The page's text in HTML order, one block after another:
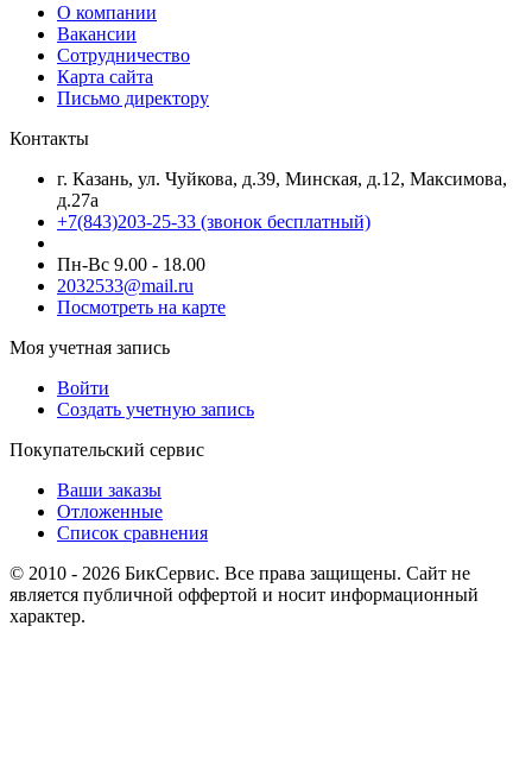
О компании
Вакансии
Сотрудничество
Карта сайта
Письмо директору
Контакты
г. Казань, ул. Чуйкова, д.39, Минская, д.12, Максимова,
д.27а
+7(843)203-25-33 (звонок бесплатный)
Пн-Вс 9.00 - 18.00
2032533@mail.ru
Посмотреть на карте
Моя учетная запись
Войти
Создать учетную запись
Покупательский сервис
Ваши заказы
Отложенные
Список сравнения
© 2010 - 2026 БикСервис. Все права защищены. Сайт не
является публичной оффертой и носит информационный
характер.